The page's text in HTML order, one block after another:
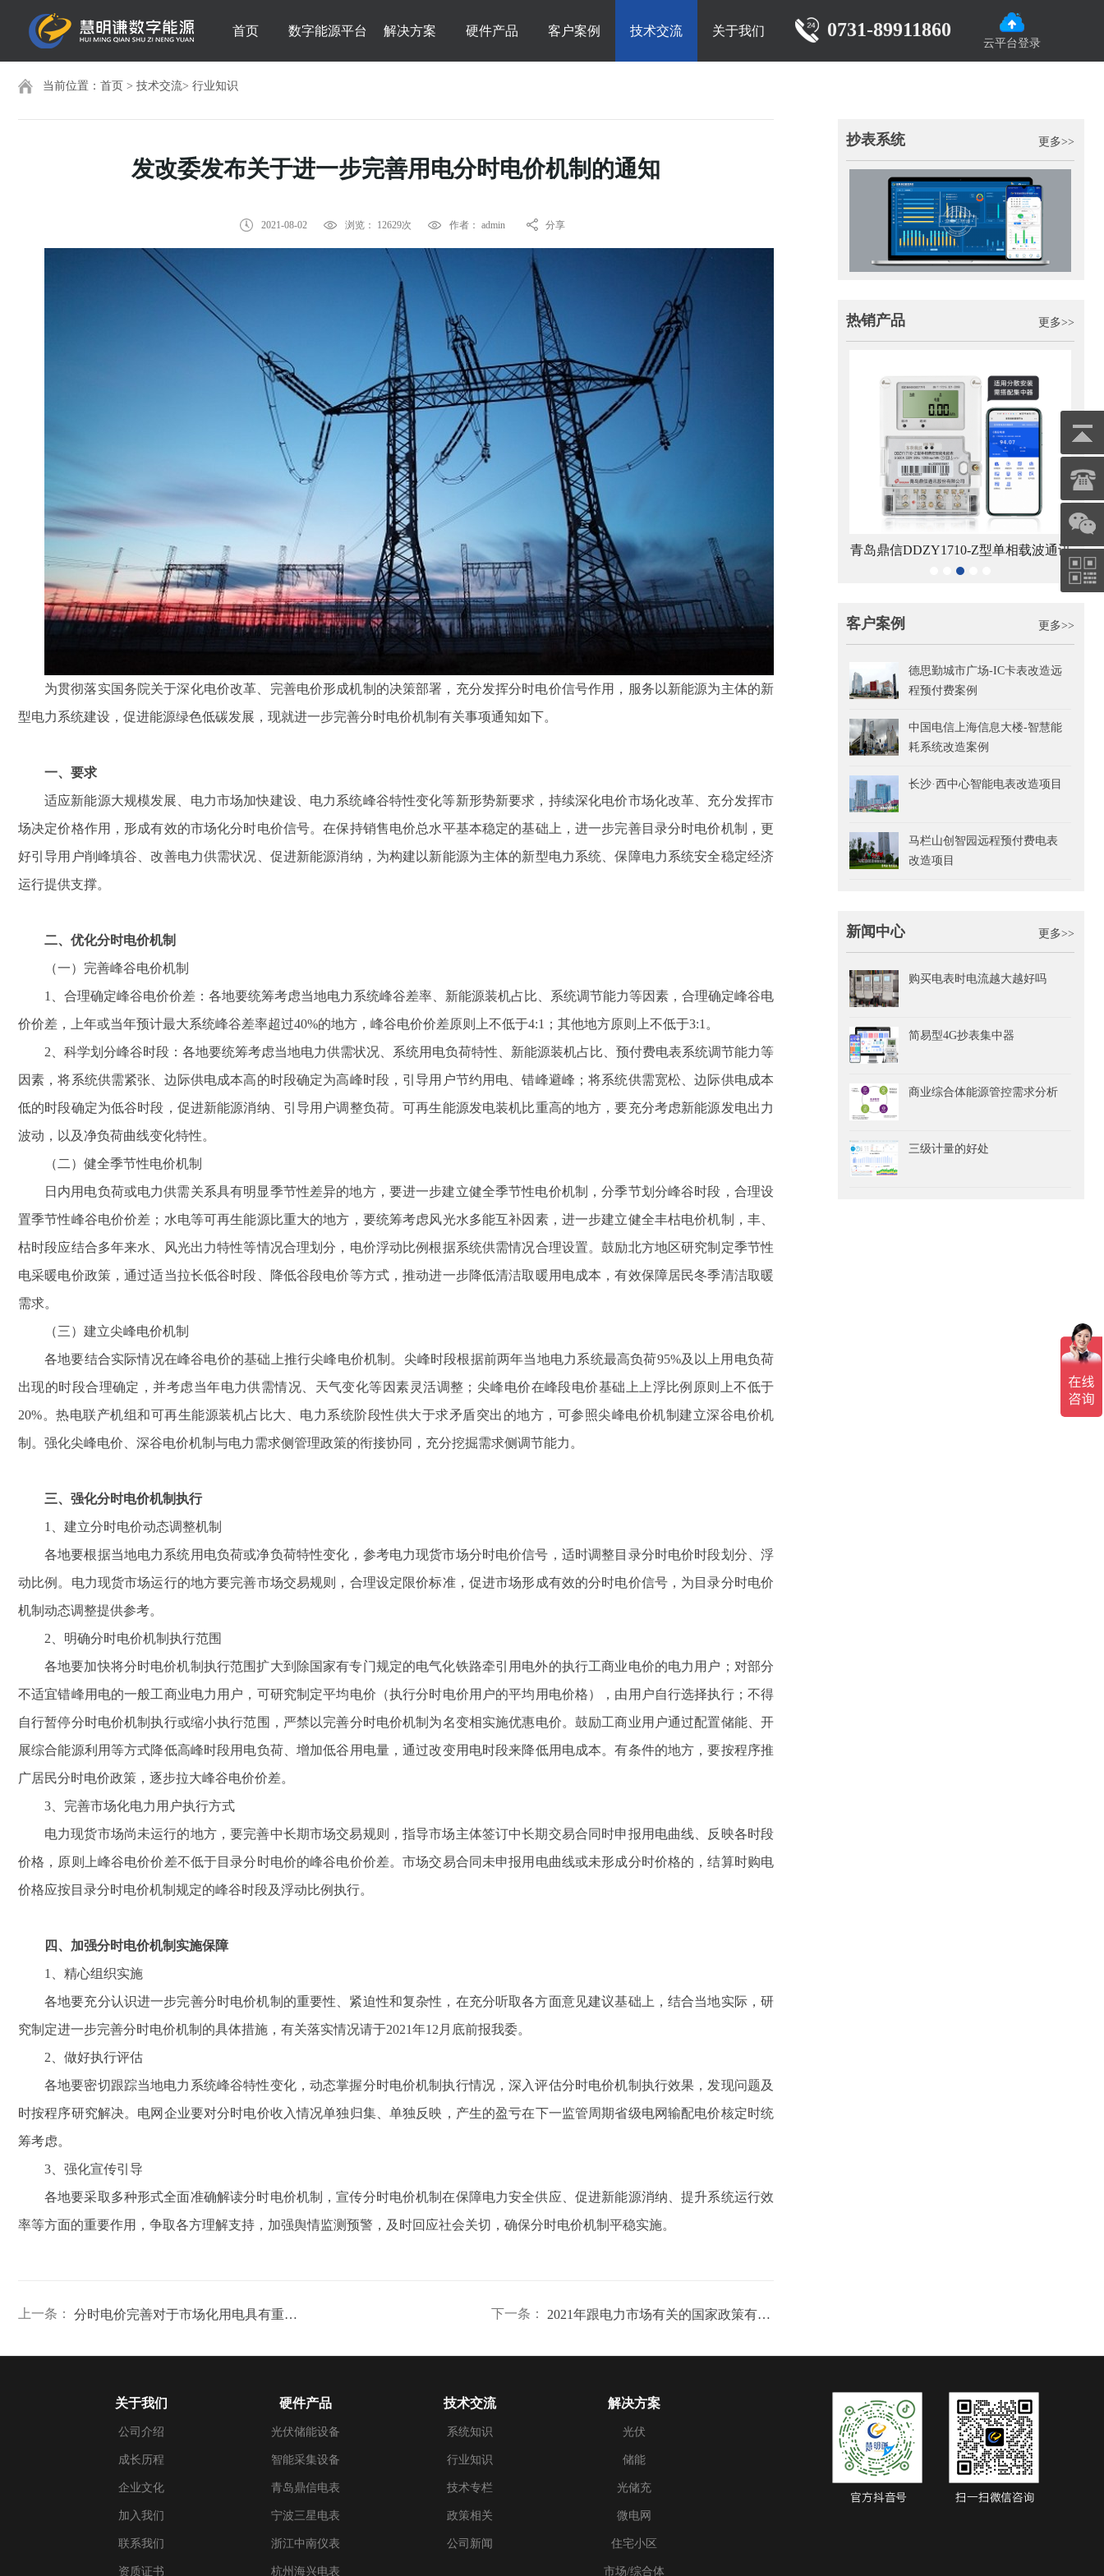
云平台登录
0731-89911860
首页 数字能源平台 解决方案 硬件产品 客户案例 技术交流 关于我们
当前位置： 首页 > 技术交流> 行业知识
发改委发布关于进一步完善用电分时电价机制的通知
2021-08-02 浏览： 12629次 作者： admin 分享
为贯彻落实国务院关于深化电价改革、完善电价形成机制的决策部署，充分发挥分时电价信号作用，服务以新能源为主体的新
型电力系统建设，促进能源绿色低碳发展，现就进一步完善分时电价机制有关事项通知如下。
一、要求
适应新能源大规模发展、电力市场加快建设、电力系统峰谷特性变化等新形势新要求，持续深化电价市场化改革、充分发挥市
场决定价格作用，形成有效的市场化分时电价信号。在保持销售电价总水平基本稳定的基础上，进一步完善目录分时电价机制，更
好引导用户削峰填谷、改善电力供需状况、促进新能源消纳，为构建以新能源为主体的新型电力系统、保障电力系统安全稳定经济
运行提供支撑。
二、优化分时电价机制
（一）完善峰谷电价机制
1、 合理确定峰谷电价价差：各地要统筹考虑当地电力系统峰谷差率、新能源装机占比、系统调节能力等因素，合理确定峰谷电
价价差，上年或当年预计最大系统峰谷差率超过40%的地方，峰谷电价价差原则上不低于4:1 ；其他地方原则上不低于3:1 。
2、 科学划分峰谷时段：各地要统筹考虑当地电力供需状况、系统用电负荷特性、新能源装机占比、 预付费电表系统调节能力等
因素，将系统供需紧张、边际供电成本高的时段确定为高峰时段，引导用户节约用电、错峰避峰；将系统供需宽松、边际供电成本
低的时段确定为低谷时段，促进新能源消纳、引导用户调整负荷。可再生能源发电装机比重高的地方，要充分考虑新能源发电出力
波动，以及净负荷曲线变化特性。
（二）健全季节性电价机制
日内用电负荷或电力供需关系具有明显季节性差异的地方，要进一步建立健全季节性电价机制，分季节划分峰谷时段，合理设
置季节性峰谷电价价差；水电等可再生能源比重大的地方，要统筹考虑风光水多能互补因素，进一步建立健全丰枯电价机制，丰、
枯时段应结合多年来水、风光出力特性等情况合理划分，电价浮动比例根据系统供需情况合理设置。鼓励北方地区研究制定季节性
电采暖电价政策，通过适当拉长低谷时段、降低谷段电价等方式，推动进一步降低清洁取暖用电成本，有效保障居民冬季清洁取暖
需求。
（三）建立尖峰电价机制
各地要结合实际情况在峰谷电价的基础上推行尖峰电价机制。尖峰时段根据前两年当地电力系统最高负荷95%及以上用电负荷
出现的时段合理确定，并考虑当年电力供需情况、天气变化等因素灵活调整；尖峰电价在峰段电价基础上上浮比例原则上不低于
20%。热电联产机组和可再生能源装机占比大、电力系统阶段性供大于求矛盾突出的地方，可参照尖峰电价机制建立深谷电价机
制。强化尖峰电价、深谷电价机制与电力需求侧管理政策的衔接协同，充分挖掘需求侧调节能力。
三、强化分时电价机制执行
1
、建立分时电价动态调整机制
各地要根据当地电力系统用电负荷或净负荷特性变化，参考电力现货市场分时电价信号，适时调整目录分时电价时段划分、浮
动比例。电力现货市场运行的地方要完善市场交易规则，合理设定限价标准，促进市场形成有效的分时电价信号，为目录分时电价
机制动态调整提供参考。
2 、明确分时电价机制执行范围
各地要加快将分时电价机制执行范围扩大到除国家有专门规定的电气化铁路牵引用电外的执行工商业电价的电力用户；对部分
不适宜错峰用电的一般工商业电力用户，可研究制定平均电价（执行分时电价用户的平均用电价格），由用户自行选择执行；不得
自行暂停分时电价机制执行或缩小执行范围，严禁以完善分时电价机制为名变相实施优惠电价。鼓励工商业用户通过配置储能、开
展综合能源利用等方式降低高峰时段用电负荷、增加低谷用电量，通过改变用电时段来降低用电成本。有条件的地方，要按程序推
广居民分时电价政策，逐步拉大峰谷电价价差。
3 、完善市场化电力用户执行方式
电力现货市场尚未运行的地方，要完善中长期市场交易规则，指导市场主体签订中长期交易合同时申报用电曲线、反映各时段
价格，原则上峰谷电价价差不低于目录分时电价的峰谷电价价差。市场交易合同未申报用电曲线或未形成分时价格的，结算时购电
价格应按目录分时电价机制规定的峰谷时段及浮动比例执行。
四、加强分时电价机制实施保障
1
、精心组织实施
各地要充分认识进一步完善分时电价机制的重要性、紧迫性和复杂性，在充分听取各方面意见建议基础上，结合当地实际，研
究制定进一步完善分时电价机制的具体措施，有关落实情况请于2021年12 月底前报我委。
2 、做好执行评估
各地要密切跟踪当地电力系统峰谷特性变化，动态掌握分时电价机制执行情况，深入评估分时电价机制执行效果，发现问题及
时按程序研究解决。电网企业要对分时电价收入情况单独归集、单独反映，产生的盈亏在下一监管周期省级电网输配电价核定时统
筹考虑。
3 、强化宣传引导
各地要采取多种形式全面准确解读分时电价机制，宣传分时电价机制在保障电力安全供应、促进新能源消纳、提升系统运行效
率等方面的重要作用，争取各方理解支持，加强舆情监测预警，及时回应社会关切，确保分时电价机制平稳实施。
上一条： 分时电价完善对于市场化用电具有重要的意义 下一条： 2021年跟电力市场有关的国家政策有哪些
抄表系统 更多>>
热销产品 更多>>
鑫腾越LXSF电子远传智能水表 宁波三星DDZY188-Z型4G通讯智能电
能表
杭州海兴DDZY208-Z型RS485通讯智
能电能表
青岛鼎信DDZY1710-Z型单相载波通讯
客户案例 更多>>
德思勤城市广场-IC卡表改造远
程预付费案例
中国电信上海信息大楼-智慧能
耗系统改造案例
长沙·西中心智能电表改造项目
马栏山创智园远程预付费电表
改造项目
新闻中心 更多>>
购买电表时电流越大越好吗
简易型4G抄表集中器
商业综合体能源管控需求分析
三级计量的好处
关于我们
公司介绍
成长历程
企业文化
加入我们
联系我们
资质证书
硬件产品
光伏储能设备
智能采集设备
青岛鼎信电表
宁波三星电表
浙江中南仪表
杭州海兴电表
技术交流
系统知识
行业知识
技术专栏
政策相关
公司新闻
解决方案
光伏
储能
光储充
微电网
住宅小区
市场/综合体